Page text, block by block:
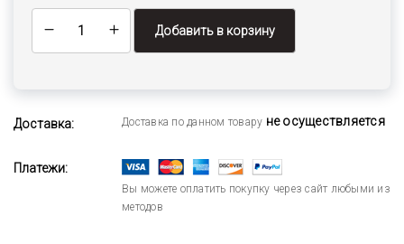
Добавить в корзину
Доставка: Доставка по данном товару не осуществляется
Платежи:
Вы можете оплатить покупку через сайт любыми из
методов